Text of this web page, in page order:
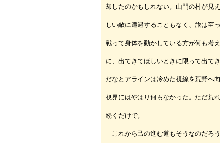
却したのかもしれない。山門の村が見
しい敵に遭遇することもなく、旅は至
戦って身体を動かしている方が何も考
に、出てきてほしいときに限って出て
だなとアラインは冷めた視線を荒野へ
視界にはやはり何もなかった。ただ荒
続くだけで。
これから己の進む道もそうなのだろ